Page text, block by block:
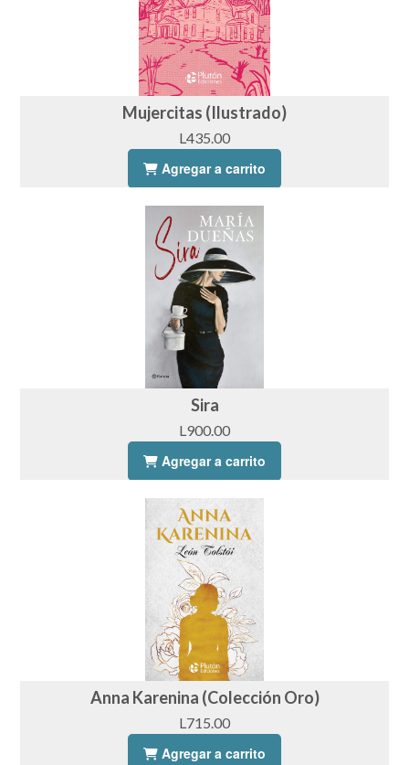
Mujercitas (Ilustrado)
L435.00
Agregar a carrito
Sira
L900.00
Agregar a carrito
Anna Karenina (Colección Oro)
L715.00
Agregar a carrito